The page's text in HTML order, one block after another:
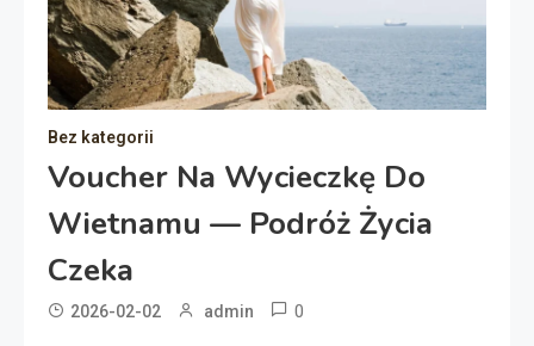
Bez kategorii
Voucher Na Wycieczkę Do
Wietnamu — Podróż Życia
Czeka
2026-02-02 admin 0